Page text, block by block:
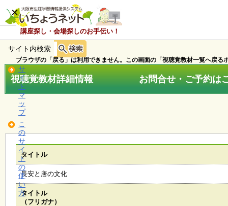
講座探し・会場探しのお手伝い！
×
ホ
ー
ム
知
ら
せ
講
座
・
イ
ベ
サイト内検索
サ
イ
ト
マ
ッ
プ
こ
の
サ
イ
ト
の
使
い
方
ブラウザの「戻る」は利用できません。この画面の「視聴覚教材一覧へ戻る
視聴覚教材詳細情報 お問合せ・ご予約はこ
タイトル
長安と唐の文化
タイトル
（フリガナ）